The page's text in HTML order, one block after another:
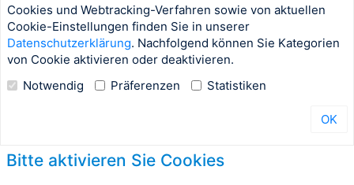
Cookies und Webtracking-Verfahren sowie von aktuellen
Cookie-Einstellungen finden Sie in unserer
Datenschutzerklärung. Nachfolgend können Sie Kategorien
von Cookie aktivieren oder deaktivieren.
Notwendig
Präferenzen Statistiken
OK
Bitte aktivieren Sie Cookies